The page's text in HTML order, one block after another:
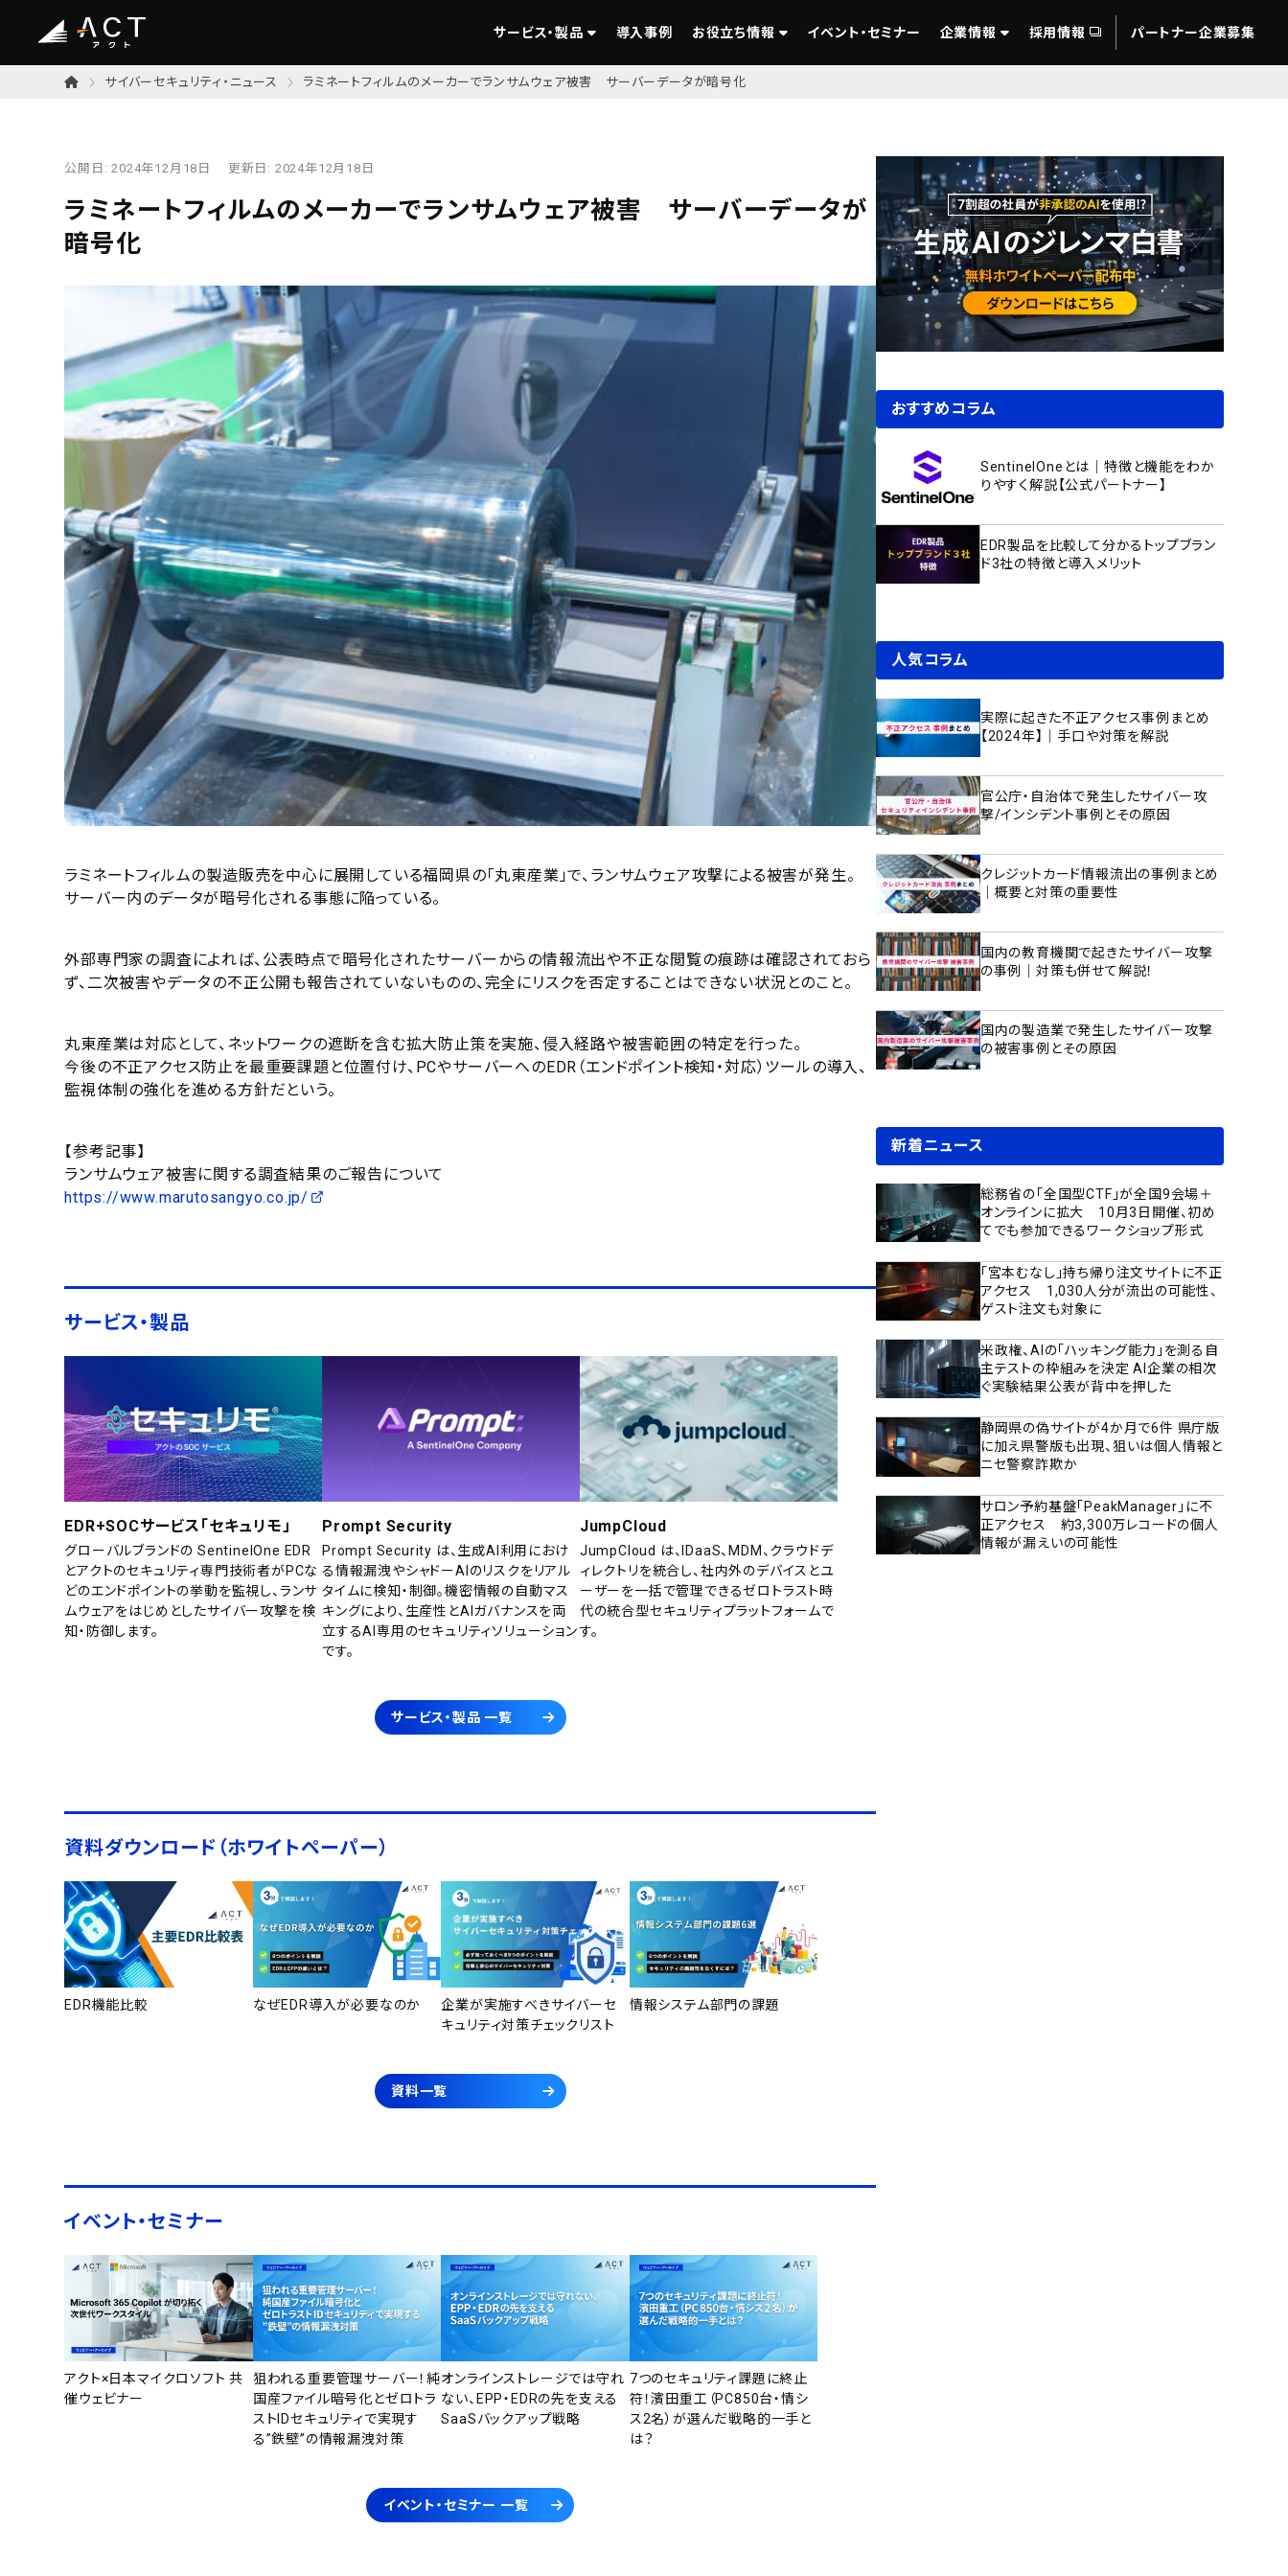
サービス・製品 導入事例 お役立ち情報 イベント・セミナー 企業情報 採用情報 パートナー企業募集
サイバーセキュリティ・ニュース ラミネートフィルムのメーカーでランサムウェア被害 サーバーデータが暗号化
公開日:2024年12月18日 更新日: 2024年12月18日
ラミネートフィルムのメーカーでランサムウェア被害 サーバーデータが
暗号化
ラミネートフィルムの製造販売を中心に展開している福岡県の「丸東産業」で、ランサムウェア攻撃による被害が発生。
サーバー内のデータが暗号化される事態に陥っている。
外部専門家の調査によれば、公表時点で暗号化されたサーバーからの情報流出や不正な閲覧の痕跡は確認されておら
ず、二次被害やデータの不正公開も報告されていないものの、完全にリスクを否定することはできない状況とのこと。
丸東産業は対応として、ネットワークの遮断を含む拡大防止策を実施、侵入経路や被害範囲の特定を行った。
今後の不正アクセス防止を最重要課題と位置付け、PCやサーバーへのEDR（エンドポイント検知・対応）ツールの導入、
監視体制の強化を進める方針だという。
【参考記事】
ランサムウェア被害に関する調査結果のご報告について
https://www.marutosangyo.co.jp/
サービス・製品
EDR+SOCサービス「セキュリモ」
グローバルブランドの SentinelOne EDR
とアクトのセキュリティ専門技術者がPCな
どのエンドポイントの挙動を監視し、ランサ
ムウェアをはじめとしたサイバー攻撃を検
知・防御します。
Prompt Security
Prompt Security は、生成AI利用におけ
る情報漏洩やシャドーAIのリスクをリアル
タイムに検知・制御。機密情報の自動マス
キングにより、生産性とAIガバナンスを両
立するAI専用のセキュリティソリューション
です。
JumpCloud
JumpCloud は、IDaaS、MDM、クラウドデ
ィレクトリを統合し、社内外のデバイスとユ
ーザーを一括で管理できるゼロトラスト時
代の統合型セキュリティプラットフォームで
す。
サービス・製品 一覧
資料ダウンロード（ホワイトペーパー）
EDR機能比較 なぜEDR導入が必要なのか
企業が実施すべきサイバーセ
キュリティ対策チェックリスト
情報システム部門の課題
資料一覧
イベント・セミナー
アクト×日本マイクロソフト 共
催ウェビナー
狙われる重要管理サーバー！純
国産ファイル暗号化とゼロトラ
ストIDセキュリティで実現す
る”鉄壁”の情報漏洩対策
オンラインストレージでは守れ
ない、EPP・EDRの先を支える
SaaSバックアップ戦略
7つのセキュリティ課題に終止
符！濱田重工（PC850台・情シ
ス2名）が選んだ戦略的一手と
は？
イベント・セミナー 一覧
おすすめコラム
SentinelOneとは｜特徴と機能をわか
りやすく解説【公式パートナー】
EDR製品を比較して分かるトップブラン
ド3社の特徴と導入メリット
人気コラム
実際に起きた不正アクセス事例まとめ
【2024年】｜手口や対策を解説
官公庁・自治体で発生したサイバー攻
撃/インシデント事例とその原因
クレジットカード情報流出の事例まとめ
｜概要と対策の重要性
国内の教育機関で起きたサイバー攻撃
の事例｜対策も併せて解説！
国内の製造業で発生したサイバー攻撃
の被害事例とその原因
新着ニュース
総務省の「全国型CTF」が全国9会場＋
オンラインに拡大 10月3日開催、初め
てでも参加できるワークショップ形式
「宮本むなし」持ち帰り注文サイトに不正
アクセス 1,030人分が流出の可能性、
ゲスト注文も対象に
米政権、AIの「ハッキング能力」を測る自
主テストの枠組みを決定 AI企業の相次
ぐ実験結果公表が背中を押した
静岡県の偽サイトが4か月で6件 県庁版
に加え県警版も出現、狙いは個人情報と
ニセ警察詐欺か
サロン予約基盤「PeakManager」に不
正アクセス 約3,300万レコードの個人
情報が漏えいの可能性